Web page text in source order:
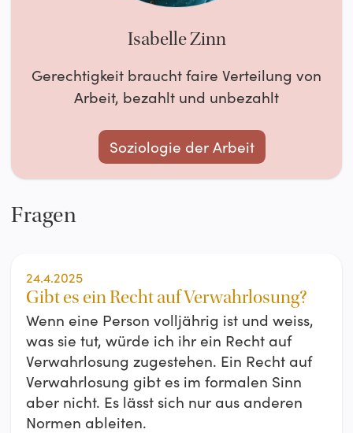
Isabelle Zinn
Gerechtigkeit braucht faire Verteilung von
Arbeit, bezahlt und unbezahlt
Soziologie der Arbeit
Fragen
24.4.2025
Gibt es ein Recht auf Verwahrlosung?
Wenn eine Person volljährig ist und weiss,
was sie tut, würde ich ihr ein Recht auf
Verwahrlosung zugestehen. Ein Recht auf
Verwahrlosung gibt es im formalen Sinn
aber nicht. Es lässt sich nur aus anderen
Normen ableiten.